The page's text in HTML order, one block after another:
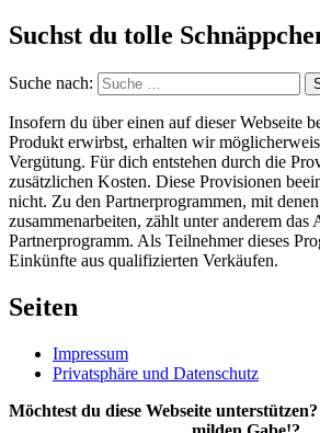
Suchst du tolle
Suche nach:
Insofern du über einen auf dieser Webseite
Produkt erwirbst, erhalten wir
Vergütung. Für dich entstehen durch die
zusätzlichen Kosten. Diese Provisionen
nicht. Zu den Partnerprogrammen, mit
zusammenarbeiten, zählt unter anderem das
Partnerprogramm. Als Teilnehmer dieses
Einkünfte aus qualifizierten Verkäufen.
Seiten
Impressum
Privatsphäre und Datenschutz
Möchtest du diese Webseite